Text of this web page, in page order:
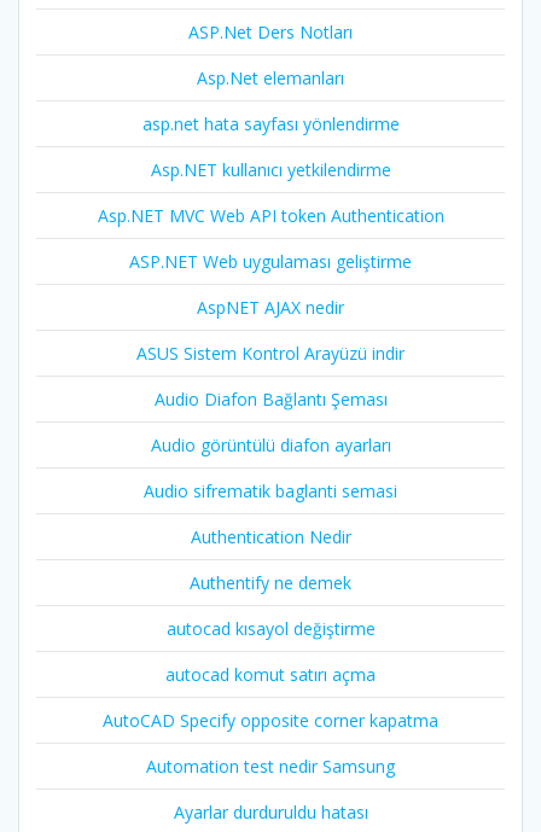
ASP.Net Ders Notları
Asp.Net elemanları
asp.net hata sayfası yönlendirme
Asp.NET kullanıcı yetkilendirme
Asp.NET MVC Web API token Authentication
ASP.NET Web uygulaması geliştirme
AspNET AJAX nedir
ASUS Sistem Kontrol Arayüzü indir
Audio Diafon Bağlantı Şeması
Audio görüntülü diafon ayarları
Audio sifrematik baglanti semasi
Authentication Nedir
Authentify ne demek
autocad kısayol değiştirme
autocad komut satırı açma
AutoCAD Specify opposite corner kapatma
Automation test nedir Samsung
Ayarlar durduruldu hatası